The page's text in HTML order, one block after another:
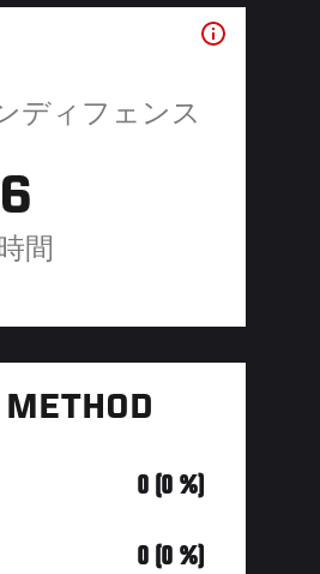
ディフェンス
間
0 (0 %)
0 (0 %)